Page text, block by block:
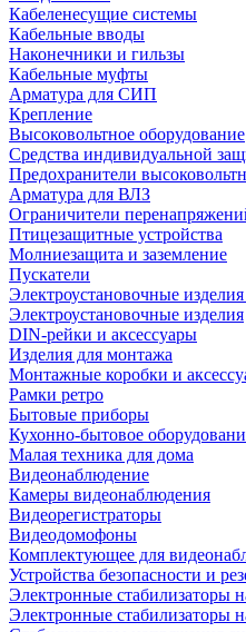
Кабеленесущие системы
Кабельные вводы
Наконечники и гильзы
Кабельные муфты
Арматура для СИП
Крепление
Высоковольтное оборудование
Средства индивидуальной
Предохранители
Арматура для ВЛЗ
Ограничители
Птицезащитные устройства
Молниезащита и заземление
Пускатели
Электроустановочные
Электроустановочные изделия
DIN-рейки и аксессуары
Изделия для монтажа
Монтажные коробки и
Рамки ретро
Бытовые приборы
Кухонно-бытовое
Малая техника для дома
Видеонаблюдение
Камеры видеонаблюдения
Видеорегистраторы
Видеодомофоны
Комплектующее для
Устройства безопасности и
Электронные стабилизаторы
Электронные стабилизаторы